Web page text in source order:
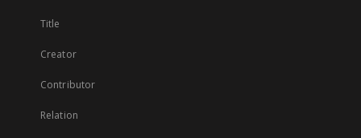
Title
Creator
Contributor
Relation